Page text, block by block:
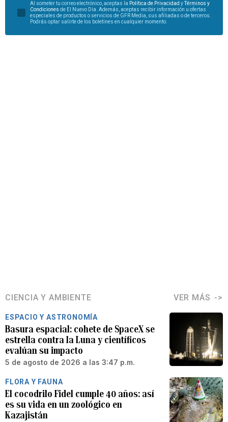
Al someter tu correo electrónico, aceptas la Política de Privacidad yTérminos y
Condiciones de El Nuevo Día. Además, aceptas recibir información u ofertas
especiales de productos o servicios de GFR Media, sus afiliadas o de terceros.
Podrás optar salirte de los boletines en cualquier momento.
CIENCIA Y AMBIENTE VER MÁS
ESPACIO Y ASTRONOMÍA
Basura espacial: cohete de SpaceX se
estrella contra la Luna y científicos
evalúan su impacto
5 de agosto de 2026 a las 3:47 p.m.
FLORA Y FAUNA
El cocodrilo Fidel cumple 40 años: así
es su vida en un zoológico en
Kazajistán